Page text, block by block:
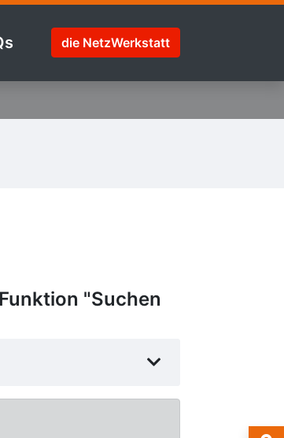
die NetzWerkstatt
"Suchen